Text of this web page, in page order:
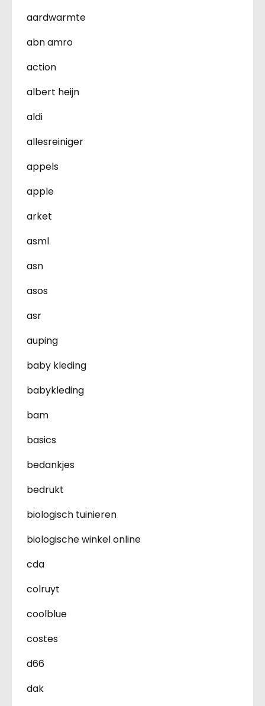
aardwarmte
abn amro
action
albert heijn
aldi
allesreiniger
appels
apple
arket
asml
asn
asos
asr
auping
baby kleding
babykleding
bam
basics
bedankjes
bedrukt
biologisch tuinieren
biologische winkel online
cda
colruyt
coolblue
costes
d66
dak